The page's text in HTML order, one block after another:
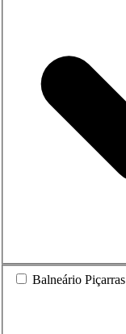
Balneário Piçarras